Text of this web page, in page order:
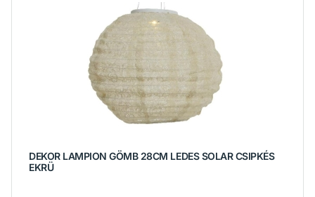
DEKOR LAMPION GÖMB 28CM LEDES SOLAR CSIPKÉS
EKRÜ